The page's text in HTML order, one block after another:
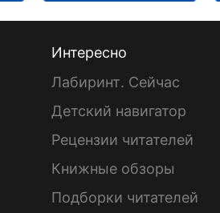
Интересно
Лабиринт. Сейчас
Детский навигатор
Рецензии читателей
Книжные обзоры
Подборки читателей